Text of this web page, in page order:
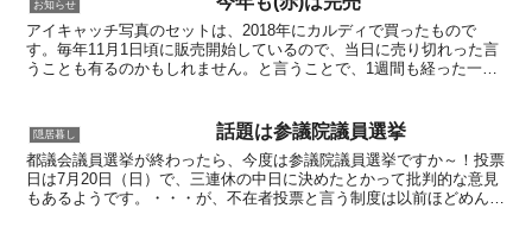
お知らせ
アイキャッチ写真のセットは、2018年にカルディで買ったもので
す。毎年11月1日頃に販売開始しているので、当日に売り切れった言
うことも有るのかもしれません。と言うことで、1週間も経った一昨
隠居暮し 話題は参議院議員選挙
都議会議員選挙が終わったら、今度は参議院議員選挙ですか～！投票
日は7月20日（日）で、三連休の中日に決めたとかって批判的な意見
もあるようです。・・・が、不在者投票と言う制度は以前ほどめんど